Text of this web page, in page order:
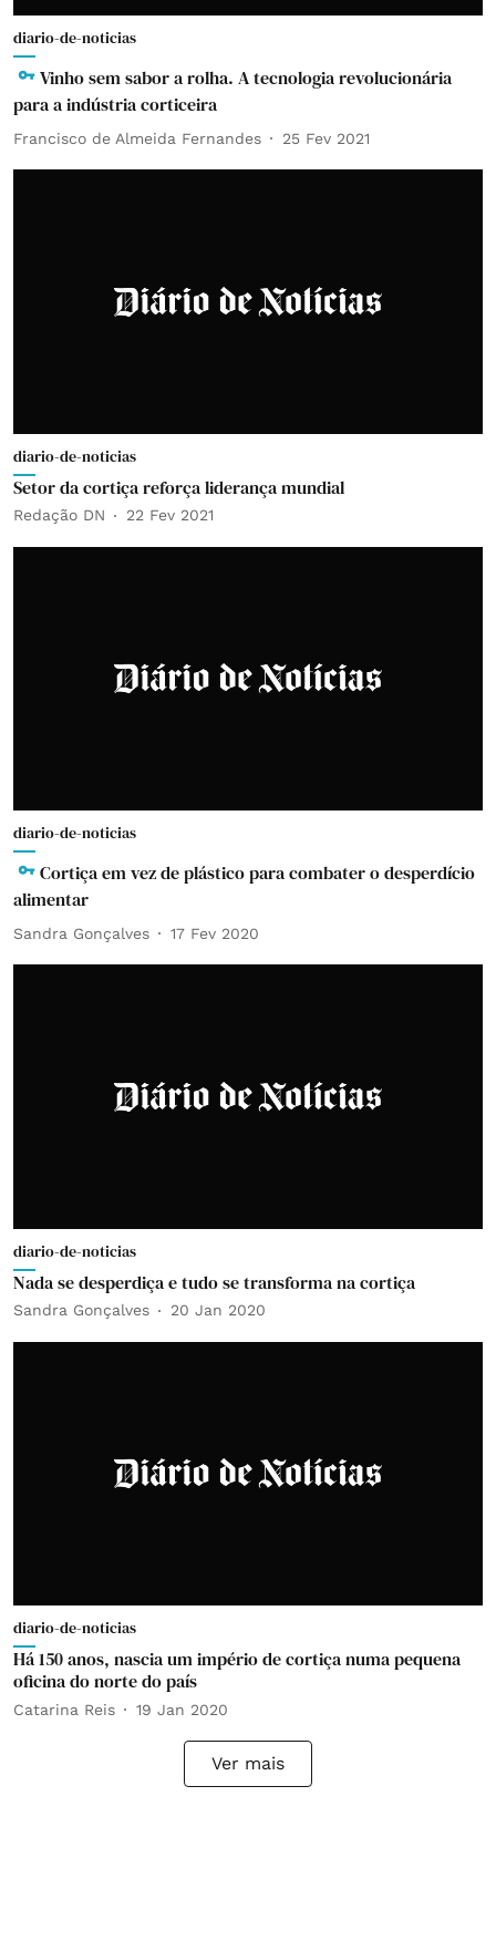
diario-de-noticias
Vinho sem sabor a rolha. A tecnologia revolucionária
para a indústria corticeira
Francisco de Almeida Fernandes 25 Fev 2021
diario-de-noticias
Setor da cortiça reforça liderança mundial
Redação DN 22 Fev 2021
diario-de-noticias
Cortiça em vez de plástico para combater o desperdício
alimentar
Sandra Gonçalves 17 Fev 2020
diario-de-noticias
Nada se desperdiça e tudo se transforma na cortiça
Sandra Gonçalves 20 Jan 2020
diario-de-noticias
Há 150 anos, nascia um império de cortiça numa pequena
oficina do norte do país
Catarina Reis 19 Jan 2020
Ver mais